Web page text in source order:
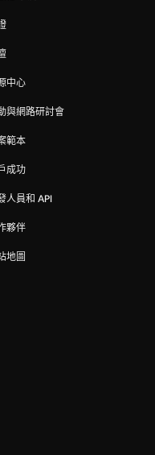
中心
與網路研討會
範本
成功
人員和 API
夥伴
地圖